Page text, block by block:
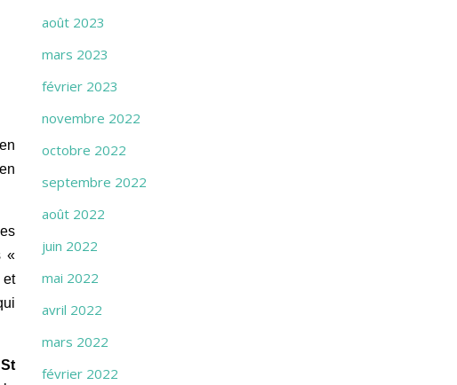
«
et
St
août 2023
mars 2023
février 2023
novembre 2022
octobre 2022
septembre 2022
août 2022
juin 2022
mai 2022
avril 2022
mars 2022
février 2022